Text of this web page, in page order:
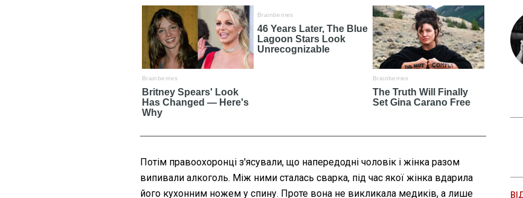
Потім правоохоронці з'ясували, що напередодні чоловік і жінка разом
випивали алкоголь. Між ними сталась сварка, під час якої жінка вдарила
його кухонним ножем у спину. Проте вона не викликала медиків, а лише